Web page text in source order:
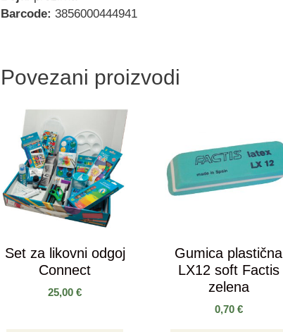
Barcode: 3856000444941
Povezani proizvodi
Set za likovni odgoj
Connect
25,00€
Gumica plastična
LX12 soft Factis
zelena
0,70 €